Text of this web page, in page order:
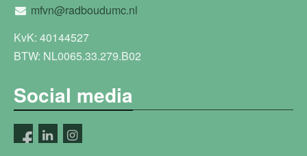
mfvn@radboudumc.nl
KvK: 40144527
BTW: NL0065.33.279.B02
Social media